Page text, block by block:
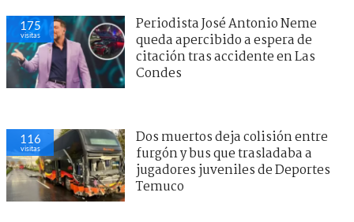
175
visitas
Periodista José Antonio Neme
queda apercibido a espera de
citación tras accidente en Las
Condes
116
visitas
Dos muertos deja colisión entre
furgón y bus que trasladaba a
jugadores juveniles de Deportes
Temuco